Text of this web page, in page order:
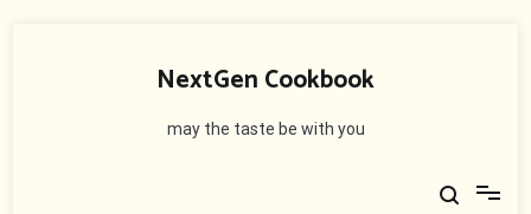
NextGen Cookbook
may the taste be with you